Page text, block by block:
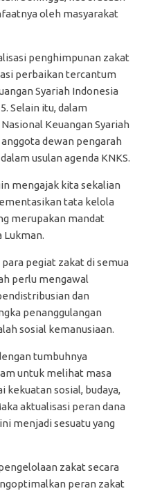
oleh masyarakat
penghimpunan zakat
perbaikan tercantum
Syariah Indonesia
Selain itu, dalam
Keuangan Syariah
dewan pengarah
usulan agenda KNKS.
mengajak kita sekalian
tata kelola
merupakan mandat
Lukman.
pegiat zakat di semua
perlu mengawal
dan
penanggulangan
sosial kemanusiaan.
tumbuhnya
untuk melihat masa
kekuatan sosial, budaya,
aktualisasi peran dana
menjadi sesuatu yang
zakat secara
peran zakat